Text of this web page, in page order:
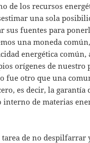
de los recursos
una sola
sus fuentes para
una moneda
energética común,
orígenes de nuestro
fue otro que una
es decir, la garantía
interno de materias
de no despilfarrar